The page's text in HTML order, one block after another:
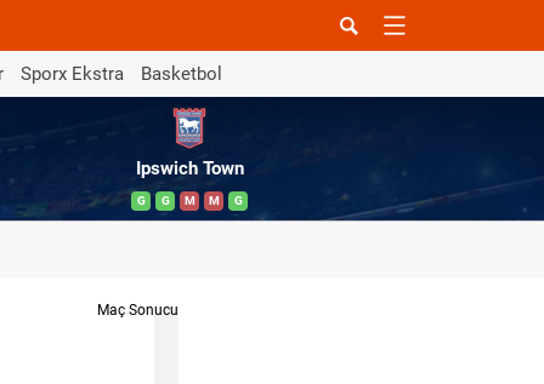
Sporx Ekstra Basketbol
Ipswich Town
G G M M G
Maç Sonucu